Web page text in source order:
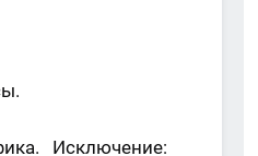
Исключение: